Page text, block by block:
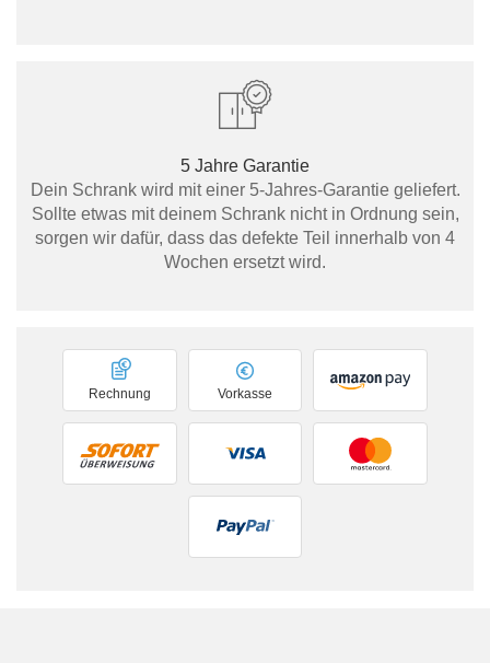
5 Jahre Garantie
Dein Schrank wird mit einer 5-Jahres-Garantie geliefert.
Sollte etwas mit deinem Schrank nicht in Ordnung sein,
sorgen wir dafür, dass das defekte Teil innerhalb von 4
Wochen ersetzt wird.
Vorkasse
Rechnung